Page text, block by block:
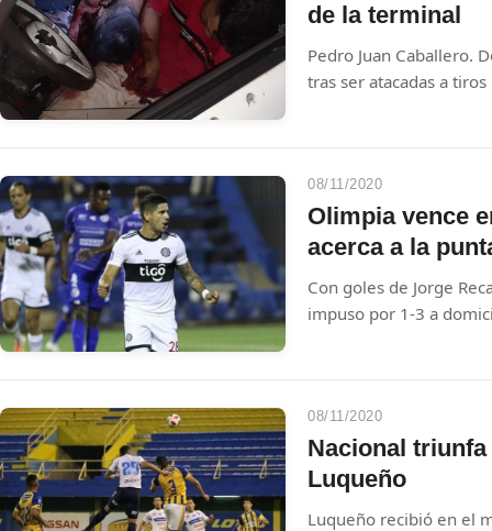
de la terminal
Pedro Juan Caballero.
tras ser atacadas a
cuando fueron
Carlos Dominguez, a
omnibus de Pedro Juan
08/11/2020
Olimpia vence
acerca a la
Con goles de Jorge
impuso por 1-3 a
08/11/2020
Nacional
Luqueño
Luqueño recibió en el